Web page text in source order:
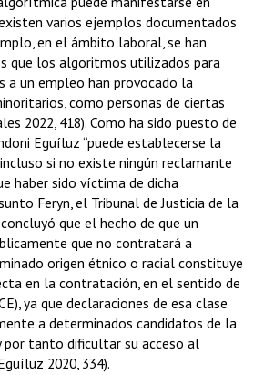
varios ejemplos documentados
en el ámbito laboral, se han
que los algoritmos utilizados para
a un empleo han provocado la
como personas de ciertas
2022, 418). Como ha sido puesto de
Eguíluz “puede establecerse la
si no existe ningún reclamante
haber sido víctima de dicha
Feryn, el Tribunal de Justicia de la
que el hecho de que un
que no contratará a
origen étnico o racial constituye
en la contratación, en el sentido de
ya que declaraciones de esa clase
a determinados candidatos de la
tanto dificultar su acceso al
2020, 334).